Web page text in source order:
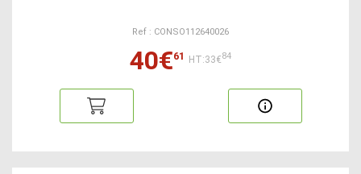
Ref : CONSO112640026
40€61 HT:33€84